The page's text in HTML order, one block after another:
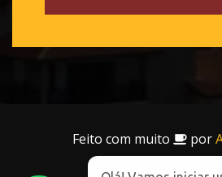
Feito com muito por